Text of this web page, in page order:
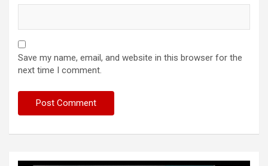
Save my name, email, and website in this browser for the
next time I comment.